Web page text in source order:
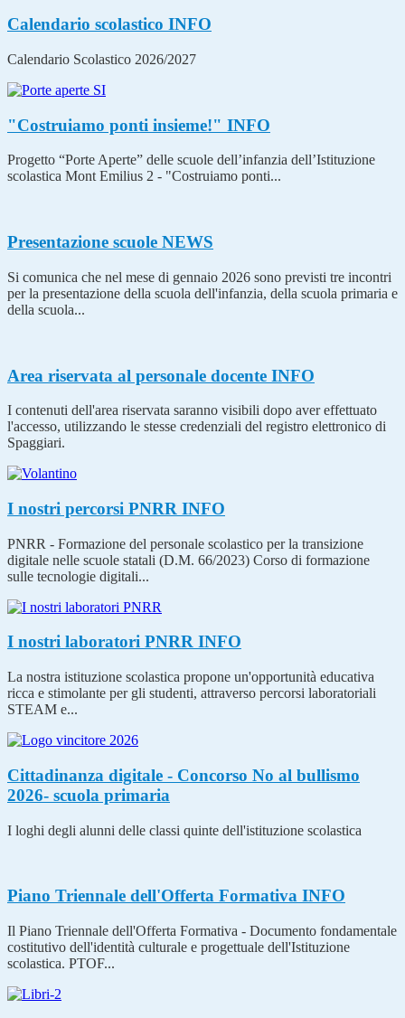
Calendario scolastico INFO
Calendario Scolastico 2026/2027
"Costruiamo ponti insieme!" INFO
Progetto “Porte Aperte” delle scuole dell’infanzia dell’Istituzione
scolastica Mont Emilius 2 - "Costruiamo ponti...
Presentazione scuole NEWS
Si comunica che nel mese di gennaio 2026 sono previsti tre incontri
per la presentazione della scuola dell'infanzia, della scuola primaria e
della scuola...
Area riservata al personale docente INFO
I contenuti dell'area riservata saranno visibili dopo aver effettuato
l'accesso, utilizzando le stesse credenziali del registro elettronico di
Spaggiari.
I nostri percorsi PNRR INFO
PNRR - Formazione del personale scolastico per la transizione
digitale nelle scuole statali (D.M. 66/2023) Corso di formazione
sulle tecnologie digitali...
I nostri laboratori PNRR INFO
La nostra istituzione scolastica propone un'opportunità educativa
ricca e stimolante per gli studenti, attraverso percorsi laboratoriali
STEAM e...
Cittadinanza digitale - Concorso No al bullismo
2026- scuola primaria
I loghi degli alunni delle classi quinte dell'istituzione scolastica
Piano Triennale dell'Offerta Formativa INFO
Il Piano Triennale dell'Offerta Formativa - Documento fondamentale
costitutivo dell'identità culturale e progettuale dell'Istituzione
scolastica. PTOF...